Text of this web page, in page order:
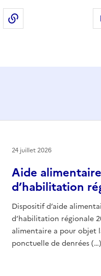
Twitter)
sur LinkedIn
Partager par email
Copier dans le
Aide
d’habilitation
Dispositif d’aide
d’habilitation régionale
alimentaire a pour objet
ponctuelle de denrées (…)
24 juillet 2026